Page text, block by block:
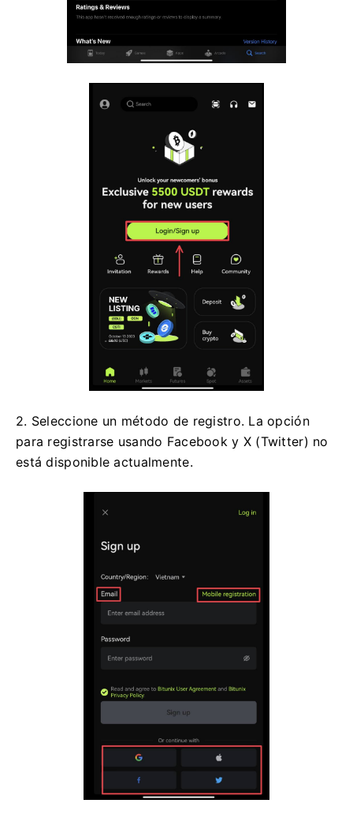
2. Seleccione un método de registro. La opción
para registrarse usando Facebook y X (Twitter) no
está disponible actualmente.